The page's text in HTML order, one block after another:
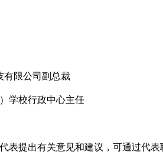
有限公司副总裁
学校行政中心主任
表提出有关意见和建议，可通过代